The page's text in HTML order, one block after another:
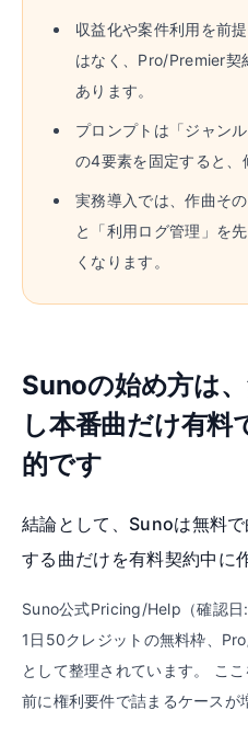
収益化や案件利用を前
はなく、Pro/Premier契
あります。
プロンプトは「ジャン
の4要素を固定すると、
実務導入では、作曲そ
と「利用ログ管理」を
くなります。
Sunoの始め方は
し本番曲だけ有料
的です
結論として、Sunoは無料
する曲だけを有料契約中に
Suno公式Pricing/Help（確認
1日50クレジットの無料枠、
として整理されています。 こ
前に権利要件で詰まるケースが